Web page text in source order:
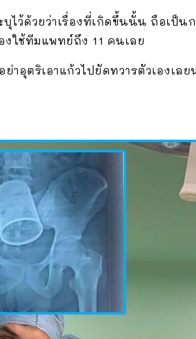
ไว้ด้วยว่าเรื่องที่เกิดขึ้นนั้น ถือเป็
ใช้ทีมแพทย์ถึง 11 คนเลย
าอุตริเอาแก้วไปยัดทวารตัวเองเ